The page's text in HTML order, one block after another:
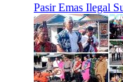
Pasir Emas Ilegal